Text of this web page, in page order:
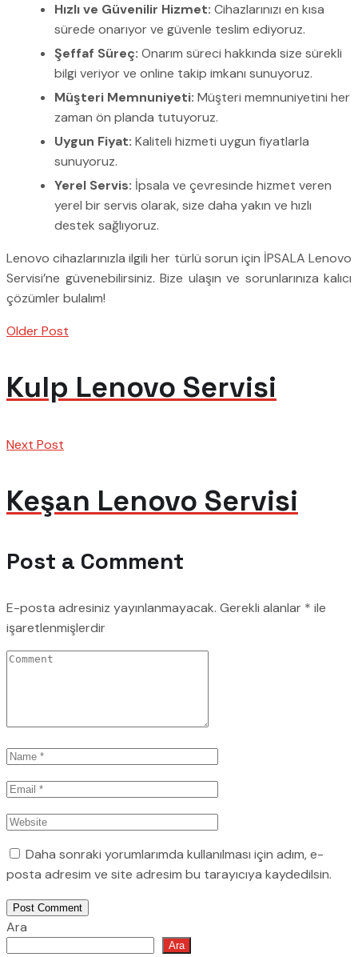
Hızlı ve Güvenilir Hizmet: Cihazlarınızı en kısa
sürede onarıyor ve güvenle teslim ediyoruz.
Şeffaf Süreç: Onarım süreci hakkında size sürekli
bilgi veriyor ve online takip imkanı sunuyoruz.
Müşteri Memnuniyeti: Müşteri memnuniyetini her
zaman ön planda tutuyoruz.
Uygun Fiyat: Kaliteli hizmeti uygun fiyatlarla
sunuyoruz.
Yerel Servis: İpsala ve çevresinde hizmet veren
yerel bir servis olarak, size daha yakın ve hızlı
destek sağlıyoruz.
Lenovo cihazlarınızla ilgili her türlü sorun için İPSALA Lenovo
Servisi’ne güvenebilirsiniz. Bize ulaşın ve sorunlarınıza kalıcı
çözümler bulalım!
Older Post
Kulp Lenovo Servisi
Next Post
Keşan Lenovo Servisi
Post a Comment
E-posta adresiniz yayınlanmayacak. Gerekli alanlar * ile
işaretlenmişlerdir
Daha sonraki yorumlarımda kullanılması için adım, e-
posta adresim ve site adresim bu tarayıcıya kaydedilsin.
Post Comment
Ara
Ara